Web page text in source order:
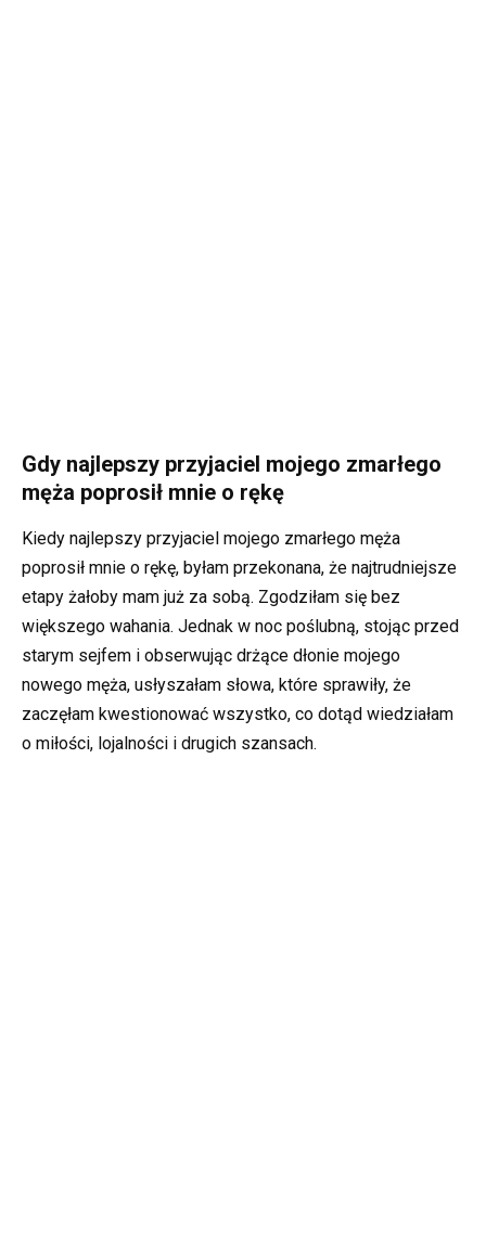
Gdy najlepszy przyjaciel mojego zmarłego
męża poprosił mnie o rękę
Kiedy najlepszy przyjaciel mojego zmarłego męża
poprosił mnie o rękę, byłam przekonana, że najtrudniejsze
etapy żałoby mam już za sobą. Zgodziłam się bez
większego wahania. Jednak w noc poślubną, stojąc przed
starym sejfem i obserwując drżące dłonie mojego
nowego męża, usłyszałam słowa, które sprawiły, że
zaczęłam kwestionować wszystko, co dotąd wiedziałam
o miłości, lojalności i drugich szansach.